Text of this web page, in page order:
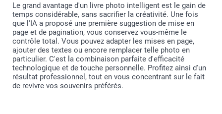
Le grand avantage d'un livre photo intelligent est le gain de
temps considérable, sans sacrifier la créativité. Une fois
que l'IA a proposé une première suggestion de mise en
page et de pagination, vous conservez vous-même le
contrôle total. Vous pouvez adapter les mises en page,
ajouter des textes ou encore remplacer telle photo en
particulier. C'est la combinaison parfaite d'efficacité
technologique et de touche personnelle. Profitez ainsi d'un
résultat professionnel, tout en vous concentrant sur le fait
de revivre vos souvenirs préférés.